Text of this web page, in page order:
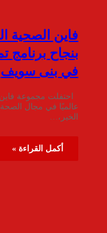
فاين الصحية
بنجاح برنامج
في بنى سويف
احتفلت مجموعة فاين
عالميًا في مجال
الخير،…
أكمل القراءة »